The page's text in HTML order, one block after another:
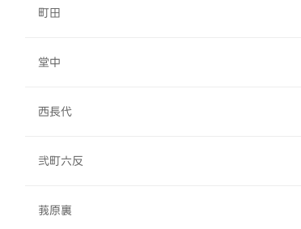
町田
堂中
西長代
弐町六反
莪原裏